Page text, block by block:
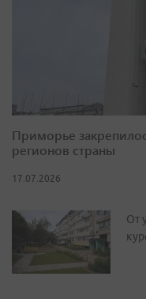
Приморье
регионов страны
17.07.2026
От